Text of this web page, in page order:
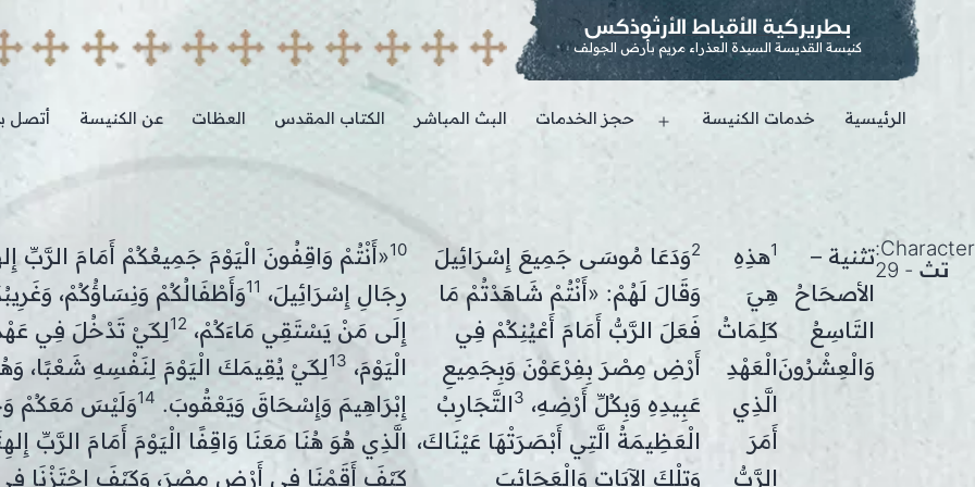
بطريركية الأقباط الأرثوذكس
كنيسة القديسة السيدة العذراء مريم بأرض الجولف
الرئيسية خدمات الكنيسة
Open
حجز الخدمات البث المباشر الكتاب المقدس العظات عن الكنيسة أتصل
Character:
تث - 29
تثنية –
الأصحَاحُ
التَاسِعُ
وَالْعِشْرُونَ
1هذِهِ
هِيَ
كَلِمَاتُ
الْعَهْدِ
الَّذِي
أَمَرَ
الرَّبُّ
2وَدَعَا مُوسَى جَمِيعَ إِسْرَائِيلَ
وَقَالَ لَهُمْ: «أَنْتُمْ شَاهَدْتُمْ مَا
فَعَلَ الرَّبُّ أَمَامَ أَعْيُنِكُمْ فِي
أَرْضِ مِصْرَ بِفِرْعَوْنَ وَبِجَمِيعِ
عَبِيدِهِ وَبِكُلِّ أَرْضِهِ، 3التَّجَارِبُ
الْعَظِيمَةُ الَّتِي أَبْصَرَتْهَا عَيْنَاكَ،
وَتِلْكَ الآيَاتِ وَالْعَجَائِبَ
10«أَنْتُمْ وَاقِفُونَ الْيَوْمَ جَمِيعُكُمْ أَمَامَ
رِجَالِ إِسْرَائِيلَ، 11وَأَطْفَالُكُمْ وَنِسَاؤُكُمْ،
إِلَى مَنْ يَسْتَقِي مَاءَكُمْ،12لِكَيْ تَدْخُلَ فِي
الْيَوْمَ، 13لِكَيْ يُقِيمَكَ الْيَوْمَ لِنَفْسِهِ شَعْبًا،
إِبْرَاهِيمَ وَإِسْحَاقَ وَيَعْقُوبَ. 14وَلَيْسَ مَعَكُمْ
الَّذِي هُوَ هُنَا مَعَنَا وَاقِفًا الْيَوْمَ أَمَامَ الرَّبِّ
كَيْفَ أَقَمْنَا فِي أَرْضِ مِصْرَ، وَكَيْفَ اجْتَزْنَا فِي